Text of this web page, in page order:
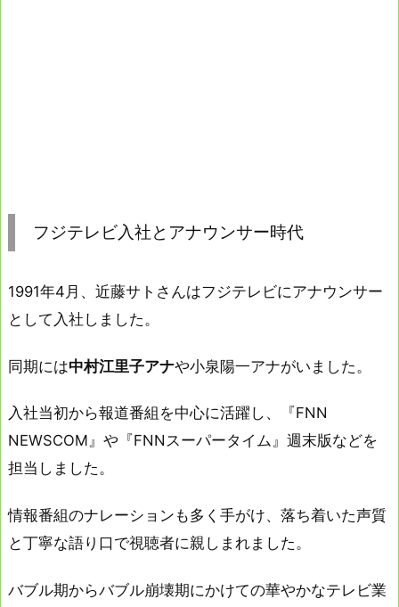
フジテレビ入社とアナウンサー時代
1991年4月、近藤サトさんはフジテレビにアナウンサー
として入社しました。
同期には中村江里子アナや小泉陽一アナがいました。
入社当初から報道番組を中心に活躍し、『FNN
NEWSCOM』や『FNNスーパータイム』週末版などを
担当しました。
情報番組のナレーションも多く手がけ、落ち着いた声質
と丁寧な語り口で視聴者に親しまれました。
バブル期からバブル崩壊期にかけての華やかなテレビ業